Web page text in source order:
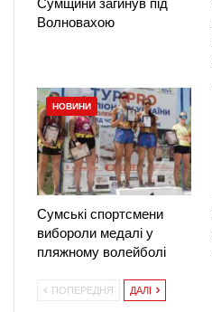
Волновахою
НОВИНИ
Сумські спортсмени
вибороли медалі у
пляжному волейболі
ПОПЕРЕДНЯ ДАЛІ